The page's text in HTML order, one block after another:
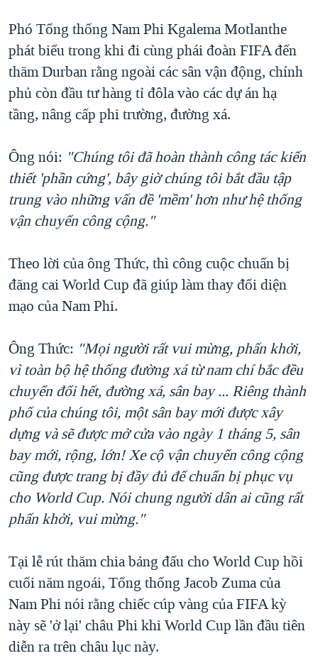
Phó Tổng thống Nam Phi Kgalema Motlanthe
phát biểu trong khi đi cùng phái đoàn FIFA đến
thăm Durban rằng ngoài các sân vận động, chính
phủ còn đầu tư hàng tỉ đôla vào các dự án hạ
tầng, nâng cấp phi trường, đường xá.
Ông nói: "Chúng tôi đã hoàn thành công tác kiến
thiết 'phần cứng', bây giờ chúng tôi bắt đầu tập
trung vào những vấn đề 'mềm' hơn như hệ thống
vận chuyển công cộng."
Theo lời của ông Thức, thì công cuộc chuẩn bị
đăng cai World Cup đã giúp làm thay đổi diện
mạo của Nam Phi.
Ông Thức: "Mọi người rất vui mừng, phấn khởi,
vì toàn bộ hệ thống đường xá từ nam chí bắc đều
chuyển đổi hết, đường xá, sân bay ... Riêng thành
phố của chúng tôi, một sân bay mới được xây
dựng và sẽ được mở cửa vào ngày 1 tháng 5, sân
bay mới, rộng, lớn! Xe cộ vận chuyển công cộng
cũng được trang bị đầy đủ để chuẩn bị phục vụ
cho World Cup. Nói chung người dân ai cũng rất
phấn khởi, vui mừng."
Tại lễ rút thăm chia bảng đấu cho World Cup hồi
cuối năm ngoái, Tổng thống Jacob Zuma của
Nam Phi nói rằng chiếc cúp vàng của FIFA kỳ
này sẽ 'ở lại' châu Phi khi World Cup lần đầu tiên
diễn ra trên châu lục này.